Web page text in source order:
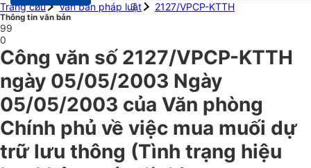
Trang chủ
Văn bản pháp luật 2127/VPCP-KTTH
Thông tin văn bản
99
0
Công văn số 2127/VPCP-KTTH
ngày 05/05/2003 Ngày
05/05/2003 của Văn phòng
Chính phủ về việc mua muối dự
trữ lưu thông (Tình trạng hiệu